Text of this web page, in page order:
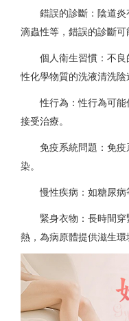
錯誤的診斷：陰道炎
滴蟲性等，錯誤的診斷可
個人衛生習慣：不
性化學物質的洗液清洗陰
性行為：性行為可
接受治療。
免疫系統問題：免
染。
慢性疾病：如糖尿病
緊身衣物：長時間
熱，為病原體提供滋生環